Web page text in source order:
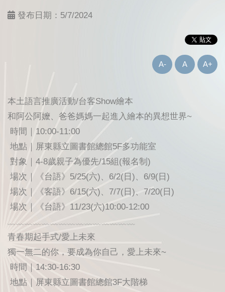
發布日期： 5/7/2024
A- A A+
本土語言推廣活動/台客Show繪本
和阿公阿嬤、爸爸媽媽一起進入繪本的異想世界~
時間｜10:00-11:00
地點｜屏東縣立圖書館總館5F多功能室
對象｜4-8歲親子為優先/15組(報名制)
場次｜《台語》5/25(六)、6/2(日)、6/9(日)
場次｜《客語》6/15(六)、7/7(日)、7/20(日)
場次｜《台語》11/23(六)10:00-12:00
﹏﹏﹏﹏﹏﹏﹏﹏﹏﹏﹏﹏﹏﹏﹏
青春期起手式/愛上未來
獨一無二的你，要成為你自己，愛上未來~
時間｜14:30-16:30
地點｜屏東縣立圖書館總館3F大階梯